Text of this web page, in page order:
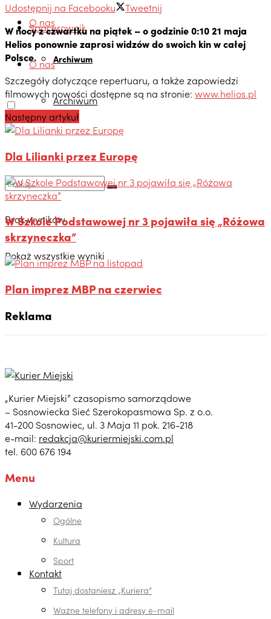
O nas
Archiwum
Spacerownik
O nas
Archiwum
Brak wyników
Pokaż wszystkie wyniki
Udostępnij na Facebooku
Tweetnij
W nocy z czwartku na piątek – o godzinie 0:10 21 maja
Helios ponownie zaprosi widzów do swoich kin w całej
Polsce.
Szczegóły dotyczące repertuaru, a także zapowiedzi
filmowych nowości dostępne są na stronie: www.helios.pl
Następny artykuł
Dla Lilianki przez Europę
W Szkole Podstawowej nr 3 pojawiła się „Różowa
skrzyneczka”
Plan imprez MBP na czerwiec
Reklama
„Kurier Miejski” czasopismo samorządowe
– Sosnowiecka Sieć Szerokopasmowa Sp. z o.o.
41-200 Sosnowiec, ul. 3 Maja 11 pok. 216-218
e-mail: redakcja@kuriermiejski.com.pl
tel. 600 676 194
Menu
Wydarzenia
Ogólne
Kultura
Sport
Kontakt
Tutaj dostaniesz „Kuriera”
Ważne telefony i adresy e-mail